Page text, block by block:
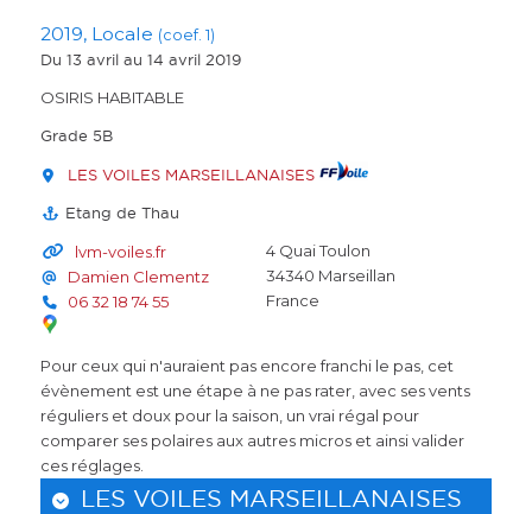
2019, Locale (coef. 1)
Du 13 avril au 14 avril 2019
OSIRIS HABITABLE
Grade 5B
LES VOILES MARSEILLANAISES
Etang de Thau
lvm-voiles.fr
Damien Clementz
06 32 18 74 55
4 Quai Toulon
34340 Marseillan
France
Pour ceux qui n'auraient pas encore franchi le pas, cet
évènement est une étape à ne pas rater, avec ses vents
réguliers et doux pour la saison, un vrai régal pour
comparer ses polaires aux autres micros et ainsi valider
ces réglages.
LES VOILES MARSEILLANAISES